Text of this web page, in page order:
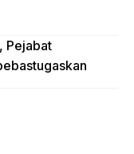
Pejabat